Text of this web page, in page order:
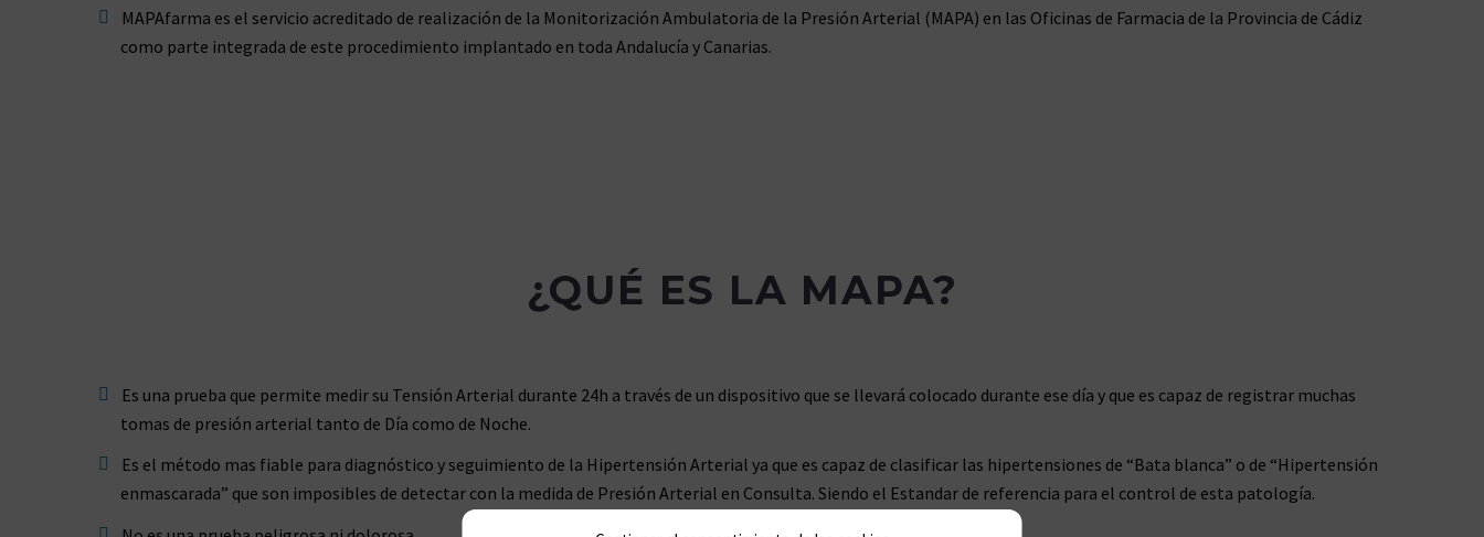
MAPAfarma es el servicio acreditado de realización de la Monitorización Ambulatoria de la Presión Arterial (MAPA) en las Oficinas de Farmacia de la Provincia de Cádiz
como parte integrada de este procedimiento implantado en toda Andalucía y Canarias.
¿QUÉ ES LA MAPA?
Es una prueba que permite medir su Tensión Arterial durante 24h a través de un dispositivo que se llevará colocado durante ese día y que es capaz de registrar muchas
tomas de presión arterial tanto de Día como de Noche.
Es el método mas fiable para diagnóstico y seguimiento de la Hipertensión Arterial ya que es capaz de clasificar las hipertensiones de “Bata blanca” o de “Hipertensión
enmascarada” que son imposibles de detectar con la medida de Presión Arterial en Consulta. Siendo el Estandar de referencia para el control de esta patología.